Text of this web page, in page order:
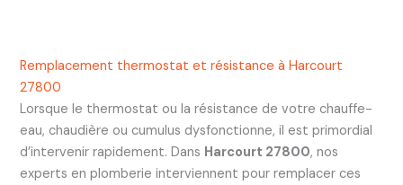
Remplacement thermostat et résistance à Harcourt
27800
Lorsque le thermostat ou la résistance de votre chauffe-
eau, chaudière ou cumulus dysfonctionne, il est primordial
d’intervenir rapidement. Dans Harcourt 27800, nos
experts en plomberie interviennent pour remplacer ces